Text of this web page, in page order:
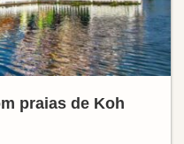
praias de Koh